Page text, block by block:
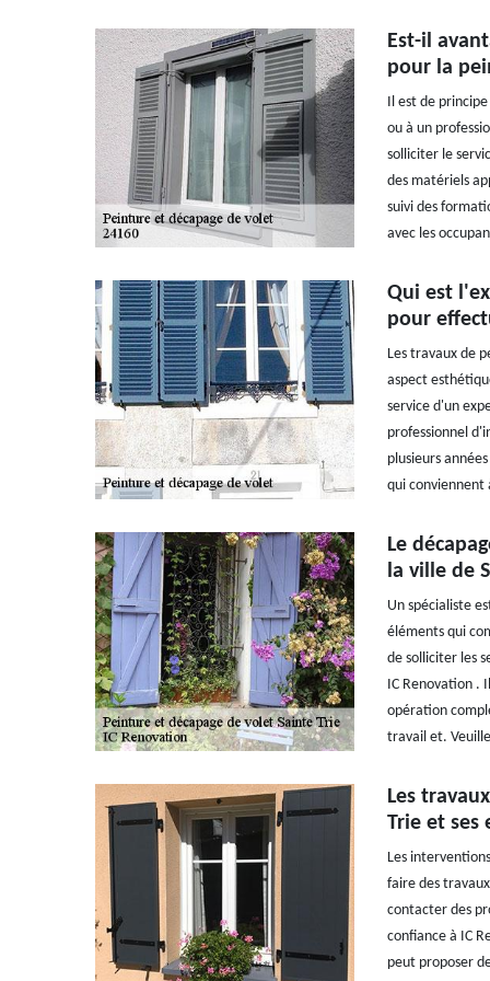
Est-il
pour la
Il est de
ou à un
solliciter le
des matériels
suivi des
avec les
Qui est
pour
Les travaux de
aspect
service d'un
professionnel
plusieurs
qui conviennent
Le
la ville de
Un spécialiste
éléments qui
de solliciter les
IC Renovation .
opération
travail et.
Les
Trie et ses
Les
faire des
contacter des
confiance à IC
peut proposer